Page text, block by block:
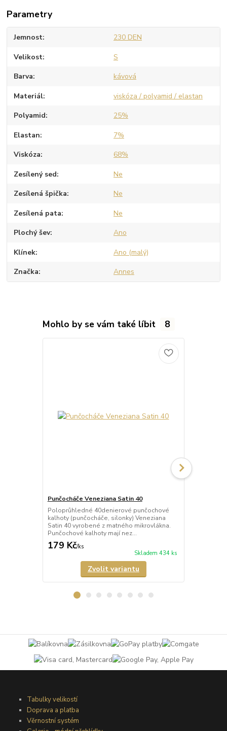
Parametry
Jemnost 230 DEN
Velikost S
Barva kávová
Materiál viskóza / polyamid / elastan
Polyamid 25%
Elastan 7%
Viskóza 68%
Zesílený sed Ne
Zesílená špička Ne
Zesílená pata Ne
Plochý šev Ano
Klínek Ano (malý)
Značka Annes
Mohlo by se vám také líbit 8
Punčocháče Veneziana Satin 40
Poloprůhledné 40denierové punčochové
kalhoty (punčocháče, silonky) Veneziana
Satin 40 vyrobené z matného mikrovlákna.
Punčochové kalhoty mají nez...
179 Kč/ks
Skladem 434 ks
Zvolit variantu
Tabulky velikostí
Doprava a platba
Věrnostní systém